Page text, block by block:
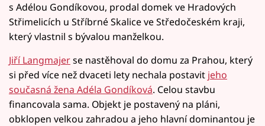
s Adélou Gondíkovou, prodal domek ve Hradových
Střimelicích u Stříbrné Skalice ve Středočeském kraji,
který vlastnil s bývalou manželkou.
Jiří Langmajerse nastěhoval do domu za Prahou, který
si před více než dvaceti lety nechala postavit jeho
současná žena Adéla Gondíková. Celou stavbu
financovala sama. Objekt je postavený na pláni,
obklopen velkou zahradou a jeho hlavní dominantou je